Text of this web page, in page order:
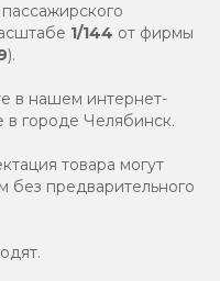
1/144 от фирмы
).
в нашем интернет-
в городе Челябинск.
товара могут
без предварительного